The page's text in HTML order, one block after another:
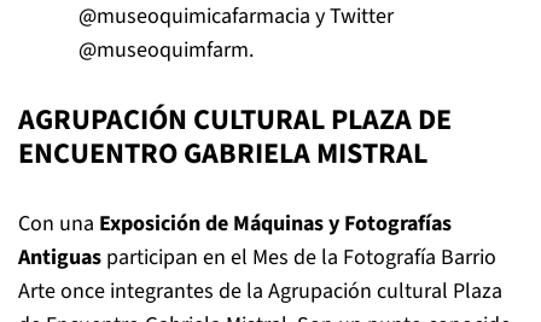
@museoquimicafarmacia y Twitter
@museoquimfarm.
AGRUPACIÓN CULTURAL PLAZA DE
ENCUENTRO GABRIELA MISTRAL
Con una Exposición de Máquinas y Fotografías
Antiguas participan en el Mes de la Fotografía Barrio
Arte once integrantes de la Agrupación cultural Plaza